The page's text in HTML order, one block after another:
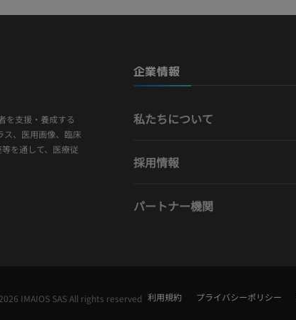
を支援・養成する
ス、医用画像、臨床
を通して、医療従
企業情報
私たちについて
採用情報
パートナー機関
IMAIOS SAS All rights reserved 利用規約 プライバシーポリシー